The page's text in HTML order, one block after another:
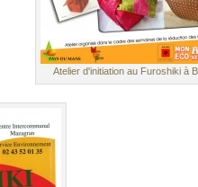
Atelier d'initiation au Furoshiki à